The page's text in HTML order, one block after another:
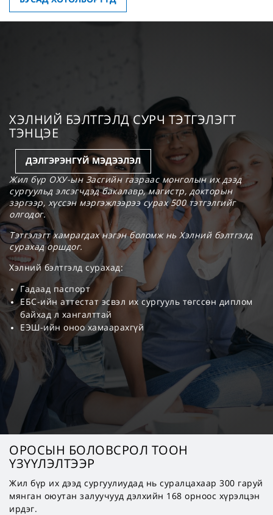
ХЭЛНИЙ БЭЛТГЭЛД СУРЧ ТЭТГЭЛЭГТ
ТЭНЦЭЕ
ДЭЛГЭРЭНГҮЙ МЭДЭЭЛЭЛ
Жил бүр ОХУ-ын Засгийн газраас монголын их дээд
сургуульд элсэгчдэд бакалавр, магистр, докторын
зэргээр, хүссэн мэргэжлээрээ сурах 500 тэтгэлгийг
олгодог.
Тэтгэлэгт хамрагдах нэгэн боломж нь Хэлний бэлтгэлд
сурахад оршдог.
Хэлний бэлтгэлд сурахад:
Гадаад паспорт
ЕБС-ийн аттестат эсвэл их сургууль төгссөн диплом
байхад л хангалттай
ЕЭШ-ийн оноо хамаарахгүй
ОРОСЫН БОЛОВСРОЛ ТООН
ҮЗҮҮЛЭЛТЭЭР
Жил бүр их дээд сургуулиудад нь суралцахаар 300 гаруй
мянган оюутан залуучууд дэлхийн 168 орноос хүрэлцэн
ирдэг.